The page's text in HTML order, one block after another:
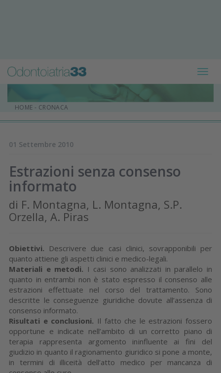
HOME - CRONACA
01 Settembre 2010
Estrazioni senza consenso
informato
di F. Montagna, L. Montagna, S.P.
Orzella, A. Piras
Obiettivi. Descrivere due casi clinici, sovrapponibili per
quanto attiene gli aspetti clinici e medico-legali.
Materiali e metodi. I casi sono analizzati in parallelo in
quanto in entrambi non è stato espresso il consenso alle
estrazioni effettuate nel corso del trattamento. Sono
descritte le conseguenze giuridiche dovute all’assenza di
consenso informato.
Risultati e conclusioni. Il fatto che le estrazioni fossero
opportune e indicate nell’ambito di un corretto piano di
terapia rappresenta argomento ininfluente ai fini del
giudizio in quanto il ragionamento giuridico si pone a monte,
in termini di illiceità dell’atto medico per mancanza di